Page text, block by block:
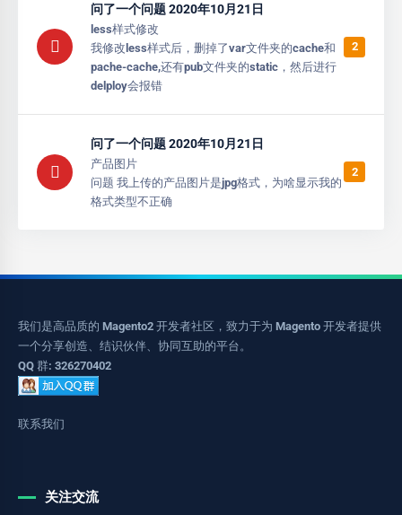
问了一个问题 2020年10月21日
less样式修改
我修改less样式后，删掉了var文件夹的cache和
pache-cache,还有pub文件夹的static，然后进行
delploy会报错
2
问了一个问题 2020年10月21日
产品图片
问题 我上传的产品图片是jpg格式，为啥显示我的
格式类型不正确
2
我们是高品质的 Magento2 开发者社区，致力于为 Magento 开发者提供
一个分享创造、结识伙伴、协同互助的平台。
QQ 群: 326270402
联系我们
关注交流